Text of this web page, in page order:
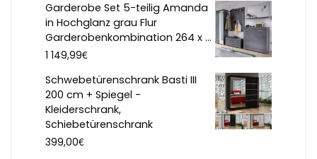
Garderobe Set 5-teilig Amanda
in Hochglanz grau Flur
Garderobenkombination 264 x ...
1 149,99€
Schwebetürenschrank Basti III
200 cm + Spiegel -
Kleiderschrank,
Schiebetürenschrank
399,00€